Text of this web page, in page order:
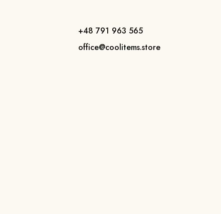
+48 791 963 565
office@coolitems.store